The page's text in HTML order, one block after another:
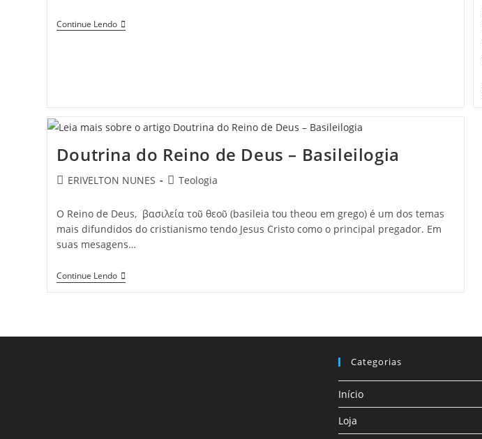
Continue Lendo
Doutrina do Reino de Deus – Basileilogia
ERIVELTON NUNES Teologia
O Reino de Deus, βασιλεία τοῦ θεοῦ (basileia tou theou em grego) é um dos temas
mais difundidos do cristianismo tendo Jesus Cristo como o principal pregador. Em
suas mesagens…
Continue Lendo
Categorias
Início
Loja